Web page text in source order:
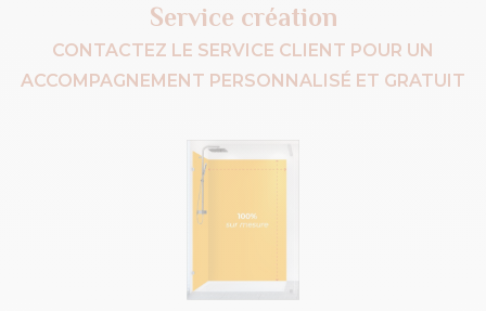
Service création
CONTACTEZ LE SERVICE CLIENT POUR UN
ACCOMPAGNEMENT PERSONNALISÉ ET GRATUIT